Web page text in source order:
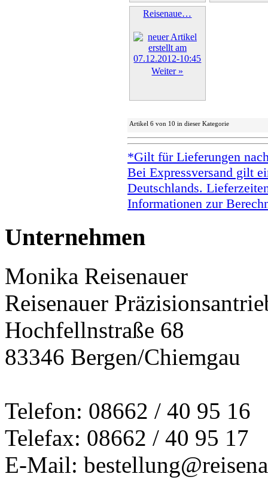
Reisenaue…
Weiter »
Artikel 6 von 10 in dieser Kategorie
*Gilt für Lieferungen
Bei Expressversand gilt
Deutschlands.
Informationen zur
Unternehmen
Monika Reisenauer
Reisenauer
Hochfellnstraße 68
83346 Bergen/Chiemgau
Telefon: 08662 / 40 95 16
Telefax: 08662 / 40 95 17
E-Mail: